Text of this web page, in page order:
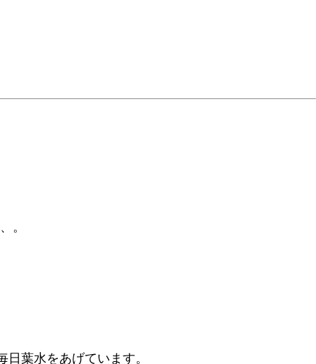
。
葉水をあげています。